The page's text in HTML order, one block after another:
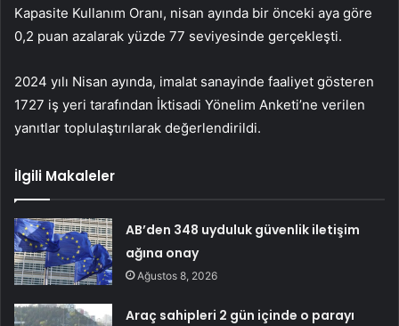
Kapasite Kullanım Oranı, nisan ayında bir önceki aya göre
0,2 puan azalarak yüzde 77 seviyesinde gerçekleşti.
2024 yılı Nisan ayında, imalat sanayinde faaliyet gösteren
1727 iş yeri tarafından İktisadi Yönelim Anketi’ne verilen
yanıtlar toplulaştırılarak değerlendirildi.
İlgili Makaleler
AB’den 348 uyduluk güvenlik iletişim
ağına onay
Ağustos 8, 2026
Araç sahipleri 2 gün içinde o parayı